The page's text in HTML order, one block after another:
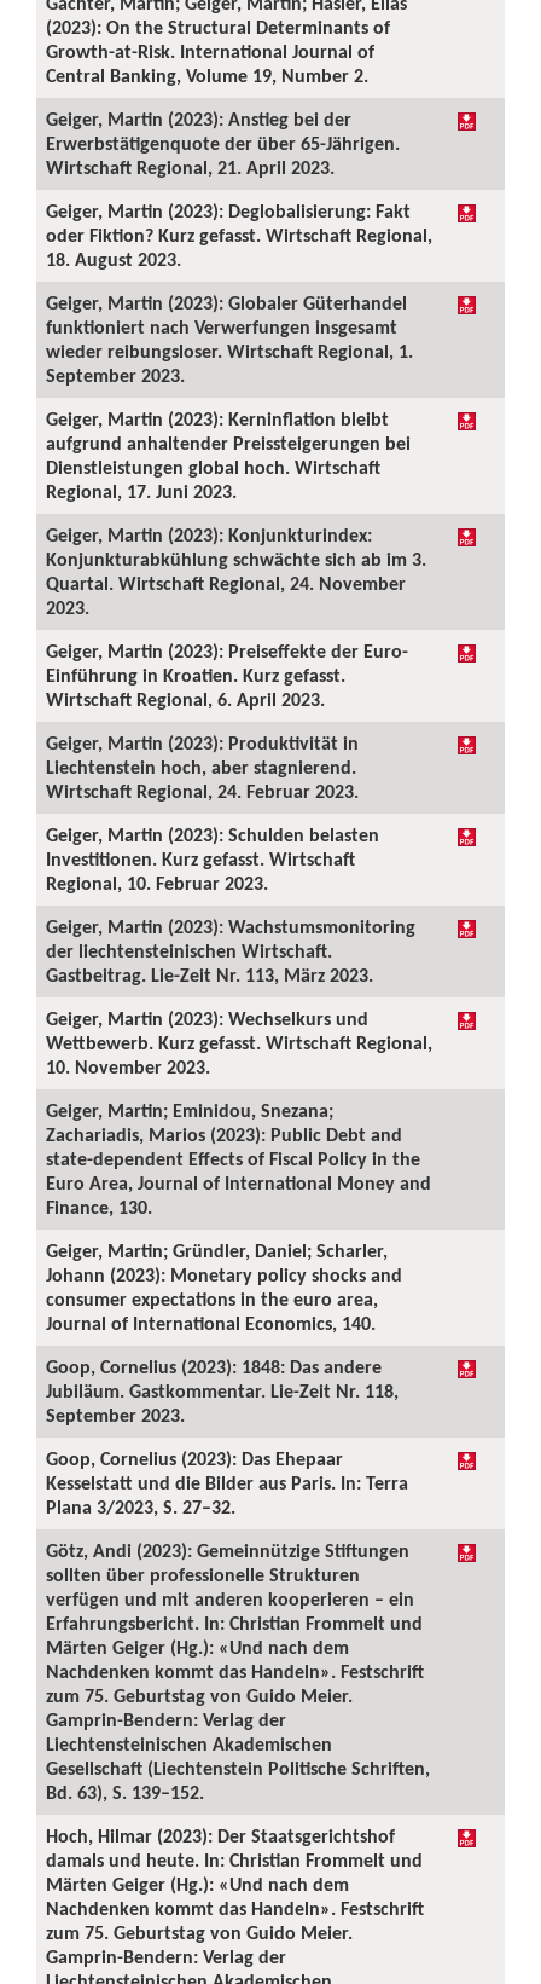
(2023): On the Structural Determinants of
Growth-at-Risk. International Journal of
Central Banking, Volume 19, Number 2.
Geiger, Martin (2023): Anstieg bei der
Erwerbstätigenquote der über 65-Jährigen.
Wirtschaft Regional, 21. April 2023.
Geiger, Martin (2023): Deglobalisierung: Fakt
oder Fiktion? Kurz gefasst. Wirtschaft Regional,
18. August 2023.
Geiger, Martin (2023): Globaler Güterhandel
funktioniert nach Verwerfungen insgesamt
wieder reibungsloser. Wirtschaft Regional, 1.
September 2023.
Geiger, Martin (2023): Kerninflation bleibt
aufgrund anhaltender Preissteigerungen bei
Dienstleistungen global hoch. Wirtschaft
Regional, 17. Juni 2023.
Geiger, Martin (2023): Konjunkturindex:
Konjunkturabkühlung schwächte sich ab im 3.
Quartal. Wirtschaft Regional, 24. November
2023.
Geiger, Martin (2023): Preiseffekte der Euro-
Einführung in Kroatien. Kurz gefasst.
Wirtschaft Regional, 6. April 2023.
Geiger, Martin (2023): Produktivität in
Liechtenstein hoch, aber stagnierend.
Wirtschaft Regional, 24. Februar 2023.
Geiger, Martin (2023): Schulden belasten
Investitionen. Kurz gefasst. Wirtschaft
Regional, 10. Februar 2023.
Geiger, Martin (2023): Wachstumsmonitoring
der liechtensteinischen Wirtschaft.
Gastbeitrag. Lie-Zeit Nr. 113, März 2023.
Geiger, Martin (2023): Wechselkurs und
Wettbewerb. Kurz gefasst. Wirtschaft Regional,
10. November 2023.
Geiger, Martin; Eminidou, Snezana;
Zachariadis, Marios (2023): Public Debt and
state-dependent Effects of Fiscal Policy in the
Euro Area, Journal of International Money and
Finance, 130.
Geiger, Martin; Gründler, Daniel; Scharler,
Johann (2023): Monetary policy shocks and
consumer expectations in the euro area,
Journal of International Economics, 140.
Goop, Cornelius (2023): 1848: Das andere
Jubiläum. Gastkommentar. Lie-Zeit Nr. 118,
September 2023.
Goop, Cornelius (2023): Das Ehepaar
Kesselstatt und die Bilder aus Paris. In: Terra
Plana 3/2023, S. 27–32.
Götz, Andi (2023): Gemeinnützige Stiftungen
sollten über professionelle Strukturen
verfügen und mit anderen kooperieren – ein
Erfahrungsbericht. In: Christian Frommelt und
Märten Geiger (Hg.): «Und nach dem
Nachdenken kommt das Handeln». Festschrift
zum 75. Geburtstag von Guido Meier.
Gamprin-Bendern: Verlag der
Liechtensteinischen Akademischen
Gesellschaft (Liechtenstein Politische Schriften,
Bd. 63), S. 139–152.
Hoch, Hilmar (2023): Der Staatsgerichtshof
damals und heute. In: Christian Frommelt und
Märten Geiger (Hg.): «Und nach dem
Nachdenken kommt das Handeln». Festschrift
zum 75. Geburtstag von Guido Meier.
Gamprin-Bendern: Verlag der